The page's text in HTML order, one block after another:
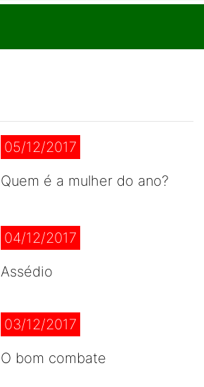
05/12/2017
Quem é a mulher do ano?
04/12/2017
Assédio
03/12/2017
O bom combate